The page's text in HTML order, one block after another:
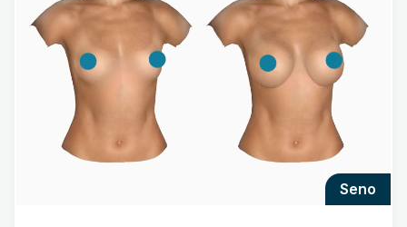
seno